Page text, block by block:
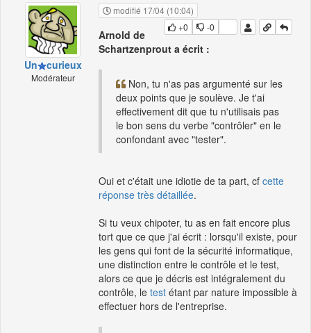
Un curieux
Modérateur
modifié 17/04 (10:04)
+0
-0
Arnold de
Schartzenprout a écrit :
Non, tu n'as pas argumenté sur les
deux points que je soulève. Je t'ai
effectivement dit que tu n'utilisais pas
le bon sens du verbe "contrôler" en le
confondant avec "tester".
Oui et c'était une idiotie de ta part, cf cette
réponse très détaillée.
Si tu veux chipoter, tu as en fait encore plus
tort que ce que j'ai écrit : lorsqu'il existe, pour
les gens qui font de la sécurité informatique,
une distinction entre le contrôle et le test,
alors ce que je décris est intégralement du
contrôle, le test étant par nature impossible à
effectuer hors de l'entreprise.